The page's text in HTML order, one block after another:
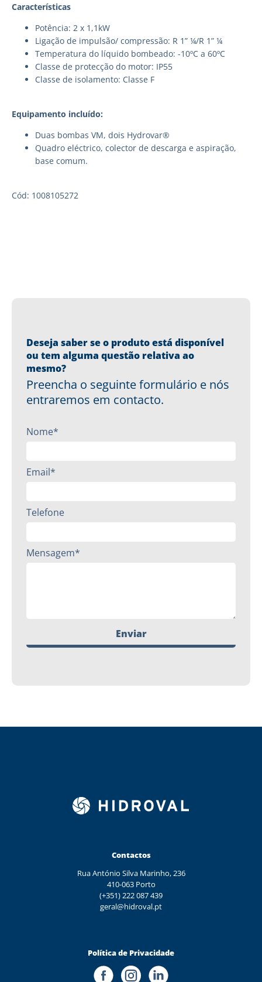
Características
Potência: 2 x 1,1kW
Ligação de impulsão/ compressão: R 1” ¼/R 1” ¼
Temperatura do líquido bombeado: -10ºC a 60ºC
Classe de protecção do motor: IP55
Classe de isolamento: Classe F
Equipamento incluído:
Duas bombas VM, dois Hydrovar®
Quadro eléctrico, colector de descarga e aspiração,
base comum.
Cód: 1008105272
Deseja saber se o produto está disponível
ou tem alguma questão relativa ao
mesmo?
Preencha o seguinte formulário e nós
entraremos em contacto.
Nome*
Email*
Telefone
Mensagem*
Enviar
Contactos
Rua António Silva Marinho, 236
410-063 Porto
(+351) 222 087 439
geral@hidroval.pt
Política de Privacidade